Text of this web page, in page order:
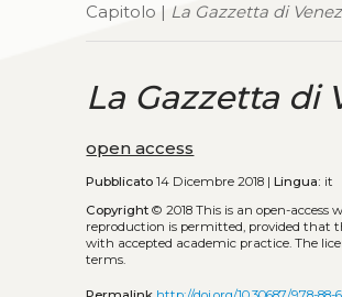
Capitolo | La Gazzetta di
La Gazzetta di
open access
Pubblicato 14 Dicembre 2018 |Lingua: it
Copyright © 2018This is an open-
reproduction is permitted, provided that
with accepted academic practice. The
terms.